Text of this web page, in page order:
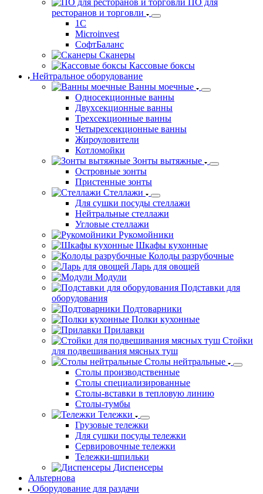
ресторанов и торговли
1С
Microinvest
СофтБаланс
Сканеры
Кассовые боксы
Нейтральное оборудование
Ванны моечные
Односекционные ванны
Двухсекционные ванны
Трехсекционные ванны
Четырехсекционные ванны
Жироуловители
Котломойки
Зонты вытяжные
Островные зонты
Пристенные зонты
Стеллажи
Для сушки посуды стеллажи
Нейтральные стеллажи
Угловые стеллажи
Рукомойники
Шкафы кухонные
Колоды разрубочные
Ларь для овощей
Модули
Подставки для
оборудования
Подтоварники
Полки кухонные
Прилавки
Стойки
для подвешивания мясных туш
Столы нейтральные
Столы производственные
Столы специализированные
Столы-вставки в тепловую линию
Столы-тумбы
Тележки
Грузовые тележки
Для сушки посуды тележки
Сервировочные тележки
Тележки-шпильки
Диспенсеры
Альтернова
Оборудование для раздачи